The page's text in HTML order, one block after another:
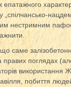
епатажного
„спілчансько-
нестримним
саме
поглядах
використання
побиття